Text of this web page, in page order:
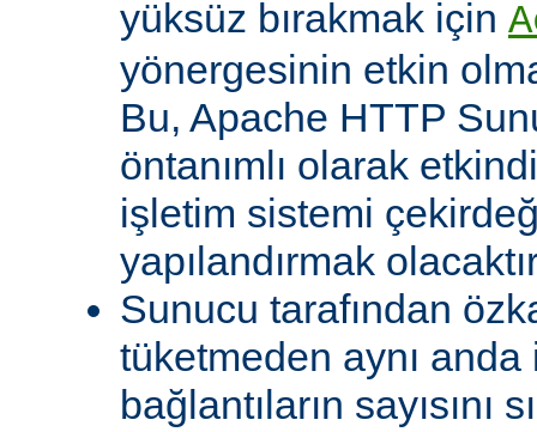
yüksüz bırakmak için
yönergesinin etkin
Bu, Apache HTTP
öntanımlı olarak
işletim sistemi
yapılandırmak
Sunucu tarafından
tüketmeden aynı
bağlantıların sayısını